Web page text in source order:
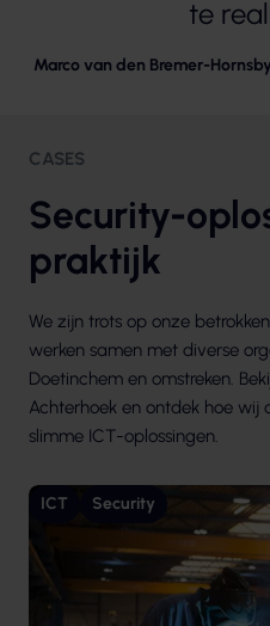
te
Marco van den Bremer-
CASES
Security-
praktijk
We zijn trots op onze
werken samen met diverse
Doetinchem en omstreken.
Achterhoek en ontdek hoe wij
slimme ICT-oplossingen.
ICT Security